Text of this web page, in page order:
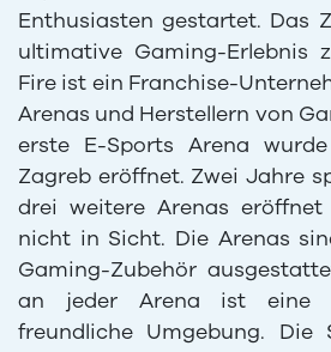
Enthusiasten gestartet. Das
ultimative Gaming-Erlebnis
Fire ist ein Franchise-
Arenas und Herstellern von
erste E-Sports Arena
Zagreb eröffnet. Zwei Jahre
drei weitere Arenas
nicht in Sicht. Die Arenas
Gaming-Zubehör
an jeder Arena ist eine
freundliche Umgebung. Die